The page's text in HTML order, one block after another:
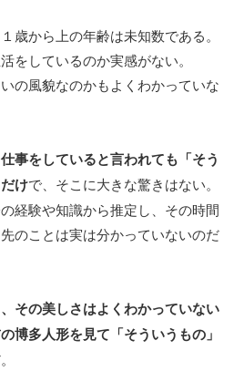
歳から上の年齢は未知数である。
をしているのか実感がない。
の風貌なのかもよくわかっていな
事をしていると言われても「そう
けで、そこに大きな驚きはない。
経験や知識から推定し、その時間
のことは実は分かっていないのだ
その美しさはよくわかっていない
博多人形を見て「そういうもの」